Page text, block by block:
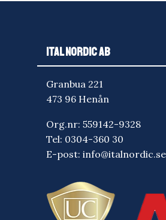
ITAL NORDIC AB
Granbua 221
473 96 Henån
Org.nr: 559142-9328
Tel: 0304-360 30
E-post: info@italnordic.se